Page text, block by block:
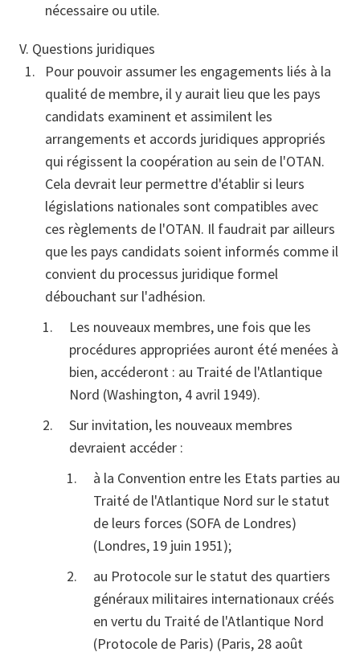
nécessaire ou utile.
V. Questions juridiques
Pour pouvoir assumer les engagements liés à la
qualité de membre, il y aurait lieu que les pays
candidats examinent et assimilent les
arrangements et accords juridiques appropriés
qui régissent la coopération au sein de l'OTAN.
Cela devrait leur permettre d'établir si leurs
législations nationales sont compatibles avec
ces règlements de l'OTAN. Il faudrait par ailleurs
que les pays candidats soient informés comme il
convient du processus juridique formel
débouchant sur l'adhésion.
Les nouveaux membres, une fois que les
procédures appropriées auront été menées à
bien, accéderont : au Traité de l'Atlantique
Nord (Washington, 4 avril 1949).
Sur invitation, les nouveaux membres
devraient accéder :
à la Convention entre les Etats parties au
Traité de l'Atlantique Nord sur le statut
de leurs forces (SOFA de Londres)
(Londres, 19 juin 1951);
au Protocole sur le statut des quartiers
généraux militaires internationaux créés
en vertu du Traité de l'Atlantique Nord
(Protocole de Paris) (Paris, 28 août